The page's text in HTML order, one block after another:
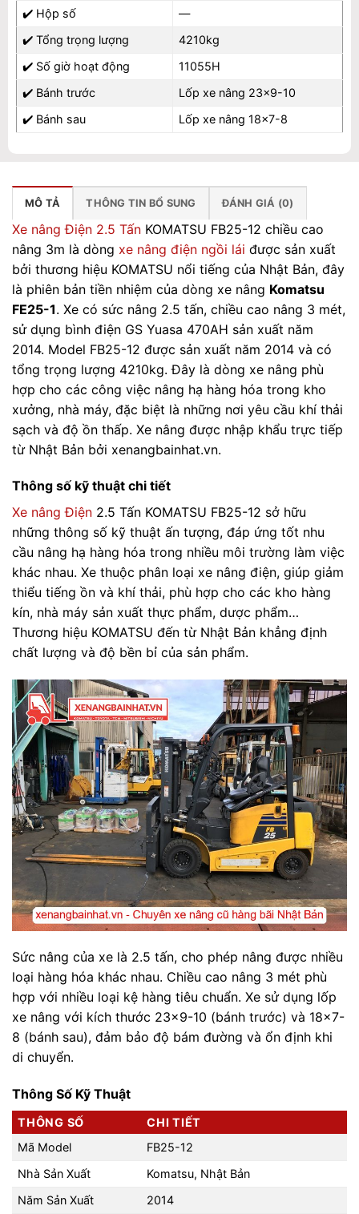
✔️ Hộp số
—
✔️ Tổng trọng lượng
4210kg
✔️ Số giờ hoạt động
11055H
✔️ Bánh trước
Lốp xe nâng 23×9-10
✔️ Bánh sau Lốp xe nâng 18×7-8
MÔ TẢ THÔNG TIN BỔ SUNG ĐÁNH GIÁ (0)
Xe nâng Điện 2.5 Tấn KOMATSU FB25-12 chiều cao
nâng 3m là dòng xe nâng điện ngồi lái được sản xuất
bởi thương hiệu KOMATSU nổi tiếng của Nhật Bản, đây
là phiên bản tiền nhiệm của dòng xe nâng Komatsu
FE25-1. Xe có sức nâng 2.5 tấn, chiều cao nâng 3 mét,
sử dụng bình điện GS Yuasa 470AH sản xuất năm
2014. Model FB25-12 được sản xuất năm 2014 và có
tổng trọng lượng 4210kg. Đây là dòng xe nâng phù
hợp cho các công việc nâng hạ hàng hóa trong kho
xưởng, nhà máy, đặc biệt là những nơi yêu cầu khí thải
sạch và độ ồn thấp. Xe nâng được nhập khẩu trực tiếp
từ Nhật Bản bởi xenangbainhat.vn.
Thông số kỹ thuật chi tiết
Xe nâng Điện 2.5 Tấn KOMATSU FB25-12 sở hữu
những thông số kỹ thuật ấn tượng, đáp ứng tốt nhu
cầu nâng hạ hàng hóa trong nhiều môi trường làm việc
khác nhau. Xe thuộc phân loại xe nâng điện, giúp giảm
thiểu tiếng ồn và khí thải, phù hợp cho các kho hàng
kín, nhà máy sản xuất thực phẩm, dược phẩm…
Thương hiệu KOMATSU đến từ Nhật Bản khẳng định
chất lượng và độ bền bỉ của sản phẩm.
Sức nâng của xe là 2.5 tấn, cho phép nâng được nhiều
loại hàng hóa khác nhau. Chiều cao nâng 3 mét phù
hợp với nhiều loại kệ hàng tiêu chuẩn. Xe sử dụng lốp
xe nâng với kích thước 23x9-10 (bánh trước) và 18x7-
8 (bánh sau), đảm bảo độ bám đường và ổn định khi
di chuyển.
Thông Số Kỹ Thuật
THÔNG SỐ
CHI TIẾT
Mã Model
FB25-12
Nhà Sản Xuất
Komatsu, Nhật Bản
Năm Sản Xuất
2014